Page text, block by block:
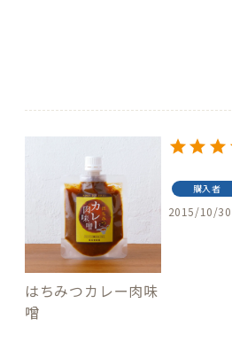
はちみつカレー肉味
噌
購入者
2015/10/30